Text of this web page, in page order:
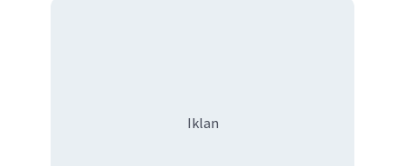
Iklan